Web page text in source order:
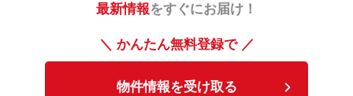
最新情報をすぐにお届け！
＼ かんたん無料登録で ／
物件情報を受け取る